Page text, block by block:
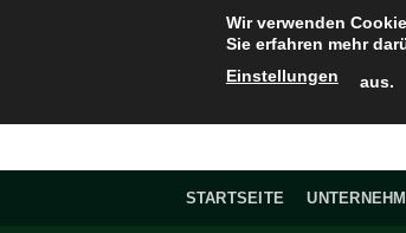
STARTSEITE
Wir verwenden
Sie erfahren mehr
Einstellungen
aus.